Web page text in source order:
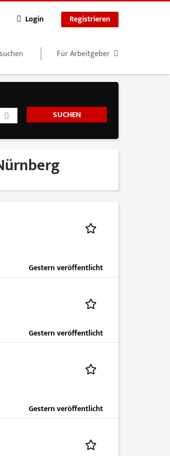
Login Registrieren
Für Arbeitgeber
Gestern veröffentlicht
Gestern veröffentlicht
Gestern veröffentlicht